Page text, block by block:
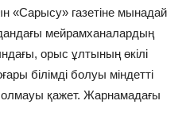
«Сарысу» газетіне мынадай
мейрамханалардың
орыс ұлтының өкілі
білімді болуы міндетті
қажет. Жарнамадағы